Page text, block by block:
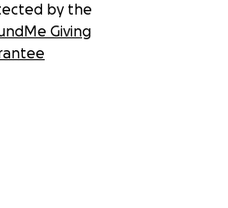
by the
Giving